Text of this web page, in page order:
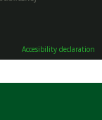
Accesibility declaration